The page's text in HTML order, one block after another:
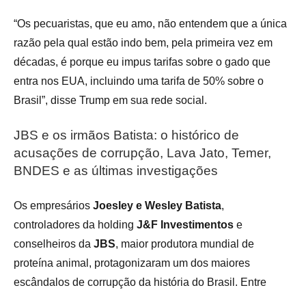
“Os pecuaristas, que eu amo, não entendem que a única
razão pela qual estão indo bem, pela primeira vez em
décadas, é porque eu impus tarifas sobre o gado que
entra nos EUA, incluindo uma tarifa de 50% sobre o
Brasil”, disse Trump em sua rede social.
JBS e os irmãos Batista: o histórico de
acusações de corrupção, Lava Jato, Temer,
BNDES e as últimas investigações
Os empresários Joesley e Wesley Batista,
controladores da holding J&F Investimentos e
conselheiros da JBS, maior produtora mundial de
proteína animal, protagonizaram um dos maiores
escândalos de corrupção da história do Brasil. Entre